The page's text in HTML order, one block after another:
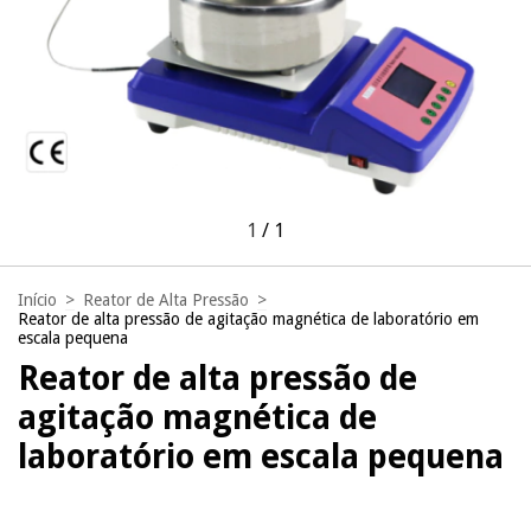
1 / 1
Início > Reator de Alta Pressão >
Reator de alta pressão de agitação magnética de laboratório em
escala pequena
Reator de alta pressão de
agitação magnética de
laboratório em escala pequena